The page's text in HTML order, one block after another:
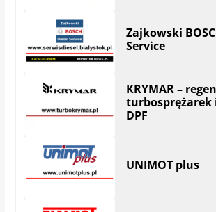
UNIMOT plus
BIALMOT –
Wielomarkowy
MAREK DUDEK
SERWIS|